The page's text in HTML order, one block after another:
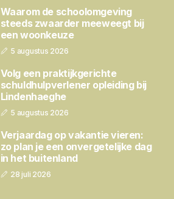
Waarom de schoolomgeving
steeds zwaarder meeweegt bij
een woonkeuze
5 augustus 2026
Volg een praktijkgerichte
schuldhulpverlener opleiding bij
Lindenhaeghe
5 augustus 2026
Verjaardag op vakantie vieren:
zo plan je een onvergetelijke dag
in het buitenland
28 juli 2026